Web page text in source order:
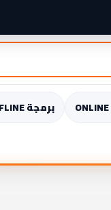
برمجة OFFLINE